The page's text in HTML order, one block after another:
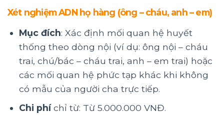
Xét nghiệm ADN họ hàng (ông – cháu, anh – em)
Mục đích: Xác định mối quan hệ huyết
thống theo dòng nội (ví dụ: ông nội – cháu
trai, chú/bác – cháu trai, anh – em trai) hoặc
các mối quan hệ phức tạp khác khi không
có mẫu của người cha trực tiếp.
Chi phíchỉ từ: Từ 5.000.000 VNĐ.